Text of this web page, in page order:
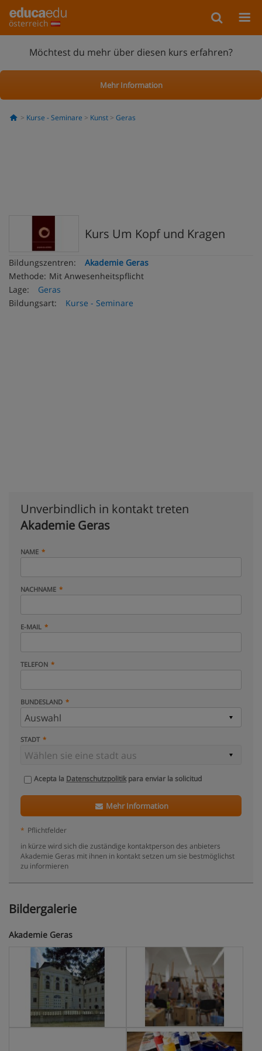
österreich
Möchtest du mehr über diesen kurs erfahren?
Mehr Information
Kurse - Seminare Kunst Geras
Kurs Um Kopf und Kragen
Bildungszentren:
Akademie Geras
Methode: Mit Anwesenheitspflicht
Lage:
Geras
Bildungsart:
Kurse - Seminare
Unverbindlich in kontakt treten
Akademie Geras
NAME
NACHNAME
E-MAIL
TELEFON
BUNDESLAND
STADT
Acepta la Datenschutzpolitikpara enviar la solicitud
Mehr Information
* Pflichtfelder
in kürze wird sich die zuständige kontaktperson des anbieters
Akademie Geras mit ihnen in kontakt setzen um sie bestmöglichst
zu informieren
Bildergalerie
Akademie Geras